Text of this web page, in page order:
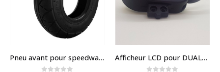
Pneu avant pour speedway mini 4 Afficheur LCD pour DUALTRON 2 et mini 4 pro